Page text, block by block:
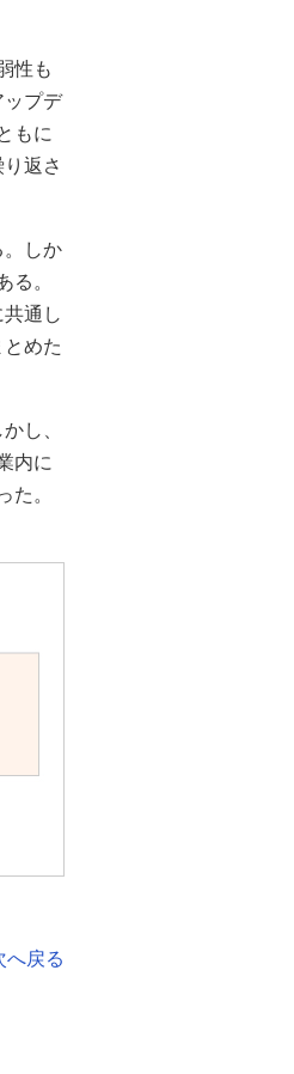
性も
ップデ
もに
返さ
。しか
る。
通し
めた
し、
内に
た。
へ戻る